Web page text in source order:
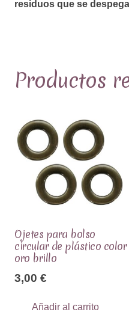
residuos que se
Productos
Ojetes para bolso
circular de plástico color
oro brillo
3,00 €
Añadir al carrito